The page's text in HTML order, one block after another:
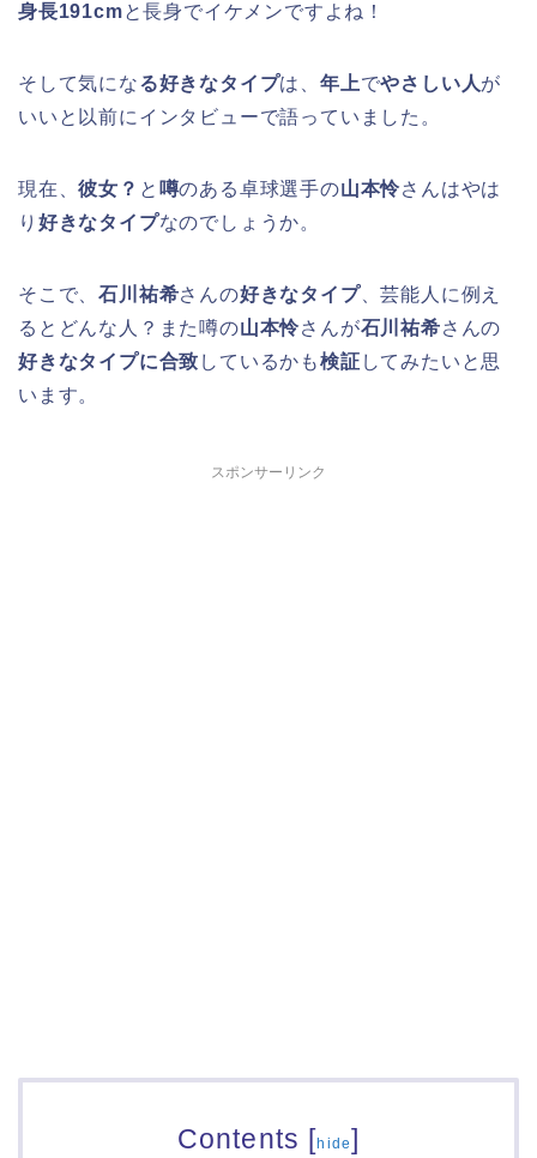
身長191cmと長身でイケメンですよね！
そして気になる好きなタイプは、年上でやさしい人が
いいと以前にインタビューで語っていました。
現在、彼女？ と 噂のある卓球選手の山本怜さんはやは
り 好きなタイプなのでしょうか。
そこで、石川祐希さんの好きなタイプ、芸能人に例え
るとどんな人？また噂の山本怜さんが石川祐希さんの
好きなタイプに合致 しているかも検証 してみたいと思
います。
スポンサーリンク
Contents [hide]